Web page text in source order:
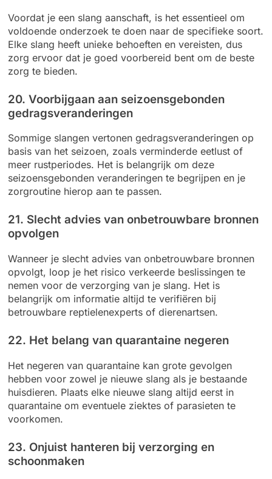
Voordat je een slang aanschaft, is het essentieel om
voldoende onderzoek te doen naar de specifieke soort.
Elke slang heeft unieke behoeften en vereisten, dus
zorg ervoor dat je goed voorbereid bent om de beste
zorg te bieden.
20. Voorbijgaan aan seizoensgebonden
gedragsveranderingen
Sommige slangen vertonen gedragsveranderingen op
basis van het seizoen, zoals verminderde eetlust of
meer rustperiodes. Het is belangrijk om deze
seizoensgebonden veranderingen te begrijpen en je
zorgroutine hierop aan te passen.
21. Slecht advies van onbetrouwbare bronnen
opvolgen
Wanneer je slecht advies van onbetrouwbare bronnen
opvolgt, loop je het risico verkeerde beslissingen te
nemen voor de verzorging van je slang. Het is
belangrijk om informatie altijd te verifiëren bij
betrouwbare reptielenexperts of dierenartsen.
22. Het belang van quarantaine negeren
Het negeren van quarantaine kan grote gevolgen
hebben voor zowel je nieuwe slang als je bestaande
huisdieren. Plaats elke nieuwe slang altijd eerst in
quarantaine om eventuele ziektes of parasieten te
voorkomen.
23. Onjuist hanteren bij verzorging en
schoonmaken